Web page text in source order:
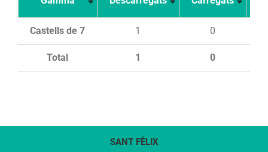
Total 1 0
Castells de 7 1 0
SANT FÈLIX